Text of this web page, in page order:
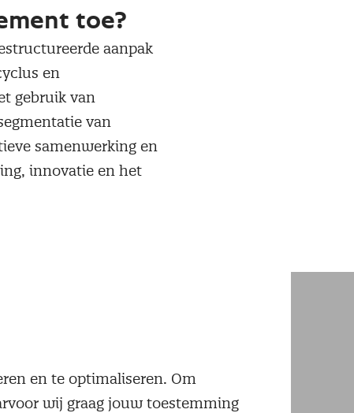
toe?
aanpak
en
gebruik van
van
samenwerking en
innovatie en het
van Nevi.
en te optimaliseren. Om
wij graag jouw toestemming